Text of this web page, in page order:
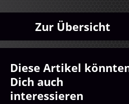
Zur Übersicht
Diese Artikel
Dich auch
interessieren